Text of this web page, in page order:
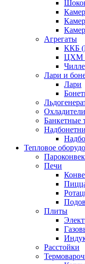
Агрегаты
ККБ
ЦХМ
Лари и
Лари
Банкетные
Тепловое
Печи
Плиты
Расстойки